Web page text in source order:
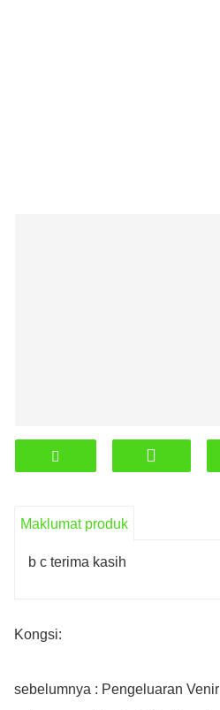
Maklumat produk
b c terima kasih
Kongsi:
sebelumnya : Pengeluaran Venir